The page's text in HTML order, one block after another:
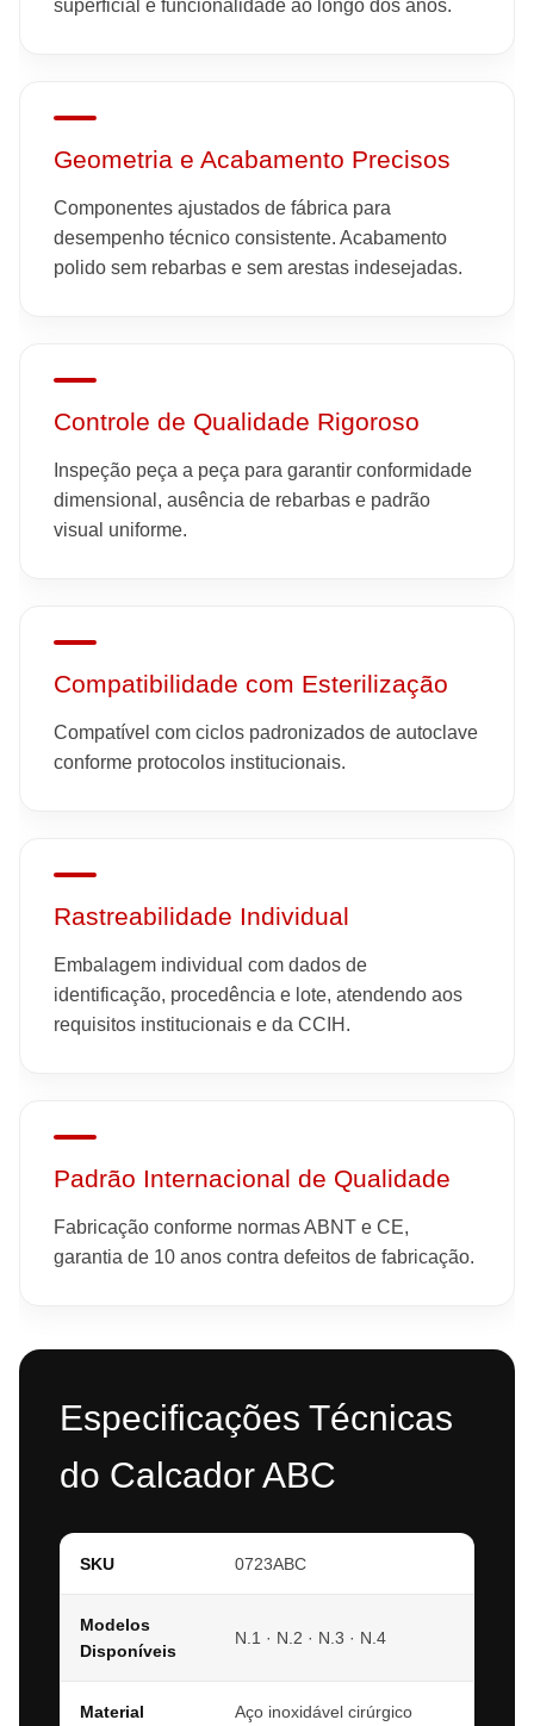
superficial e funcionalidade ao longo dos anos.
Geometria e Acabamento Precisos
Componentes ajustados de fábrica para
desempenho técnico consistente. Acabamento
polido sem rebarbas e sem arestas indesejadas.
Controle de Qualidade Rigoroso
Inspeção peça a peça para garantir conformidade
dimensional, ausência de rebarbas e padrão
visual uniforme.
Compatibilidade com Esterilização
Compatível com ciclos padronizados de autoclave
conforme protocolos institucionais.
Rastreabilidade Individual
Embalagem individual com dados de
identificação, procedência e lote, atendendo aos
requisitos institucionais e da CCIH.
Padrão Internacional de Qualidade
Fabricação conforme normas ABNT e CE,
garantia de 10 anos contra defeitos de fabricação.
Especificações Técnicas
do Calcador ABC
SKU 0723ABC
Modelos
Disponíveis
N.1 · N.2 · N.3 · N.4
Material Aço inoxidável cirúrgico